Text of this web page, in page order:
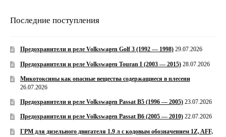
Последние поступления
Предохранители и реле Volkswagen Golf 3 (1992 — 1998) 29.07.2026
Предохранители и реле Volkswagen Touran I (2003 — 2015) 28.07.2026
Микотоксины как опасные вещества содержащиеся в плесени
26.07.2026
Предохранители и реле Volkswagen Passat B5 (1996 — 2005) 23.07.2026
Предохранители и реле Volkswagen Passat B6 (2005 — 2010) 22.07.2026
ГРМ для дизельного двигателя 1.9 л с кодовым обозначением 1Z, AFF,